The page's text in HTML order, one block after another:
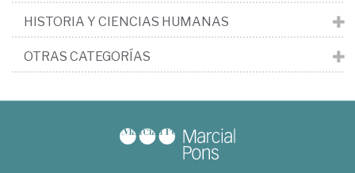
HISTORIA Y CIENCIAS HUMANAS
OTRAS CATEGORÍAS